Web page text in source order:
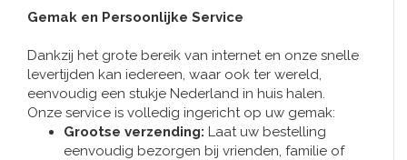
Maria Sibylla Merian
Fabritius - Het puttertje
Sinterklaas
Pillen en Spiegeldoosjes
Opvouwbare Nylon tassen
Rompers en Slabbetjes
Reis - Nekkussens
Boxershorts - Heren
Delfts blauwe waxinehouders
Delfts blauwe mokken en bekers
Gemak en Persoonlijke Service
Dankzij het grote bereik van internet en onze snelle
levertijden kan iedereen, waar ook ter wereld,
eenvoudig een stukje Nederland in huis halen.
Onze service is volledig ingericht op uw gemak:
Grootse verzending: Laat uw bestelling
eenvoudig bezorgen bij vrienden, familie of